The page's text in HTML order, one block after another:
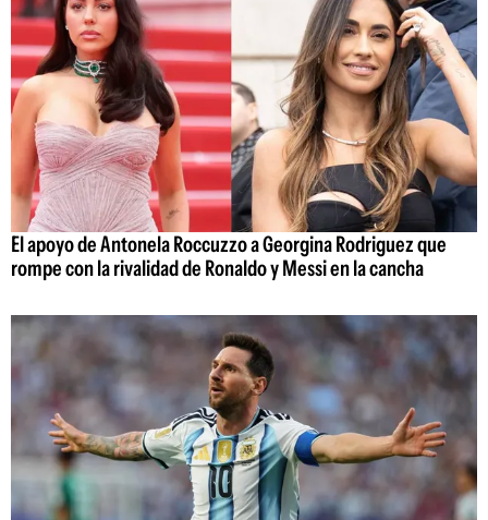
El apoyo de Antonela Roccuzzo a Georgina Rodriguez que
rompe con la rivalidad de Ronaldo y Messi en la cancha